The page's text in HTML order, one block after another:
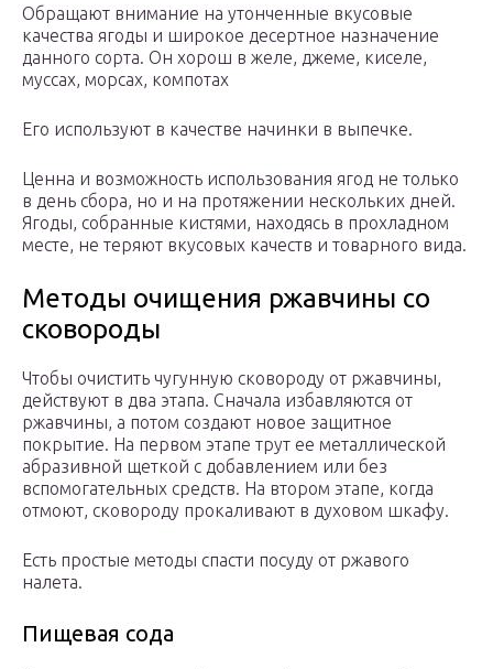
Обращают внимание на утонченные вкусовые
качества ягоды и широкое десертное назначение
данного сорта. Он хорош в желе, джеме, киселе,
муссах, морсах, компотах
Его используют в качестве начинки в выпечке.
Ценна и возможность использования ягод не только
в день сбора, но и на протяжении нескольких дней.
Ягоды, собранные кистями, находясь в прохладном
месте, не теряют вкусовых качеств и товарного вида.
Методы очищения ржавчины со
сковороды
Чтобы очистить чугунную сковороду от ржавчины,
действуют в два этапа. Сначала избавляются от
ржавчины, а потом создают новое защитное
покрытие. На первом этапе трут ее металлической
абразивной щеткой с добавлением или без
вспомогательных средств. На втором этапе, когда
отмоют, сковороду прокаливают в духовом шкафу.
Есть простые методы спасти посуду от ржавого
налета.
Пищевая сода